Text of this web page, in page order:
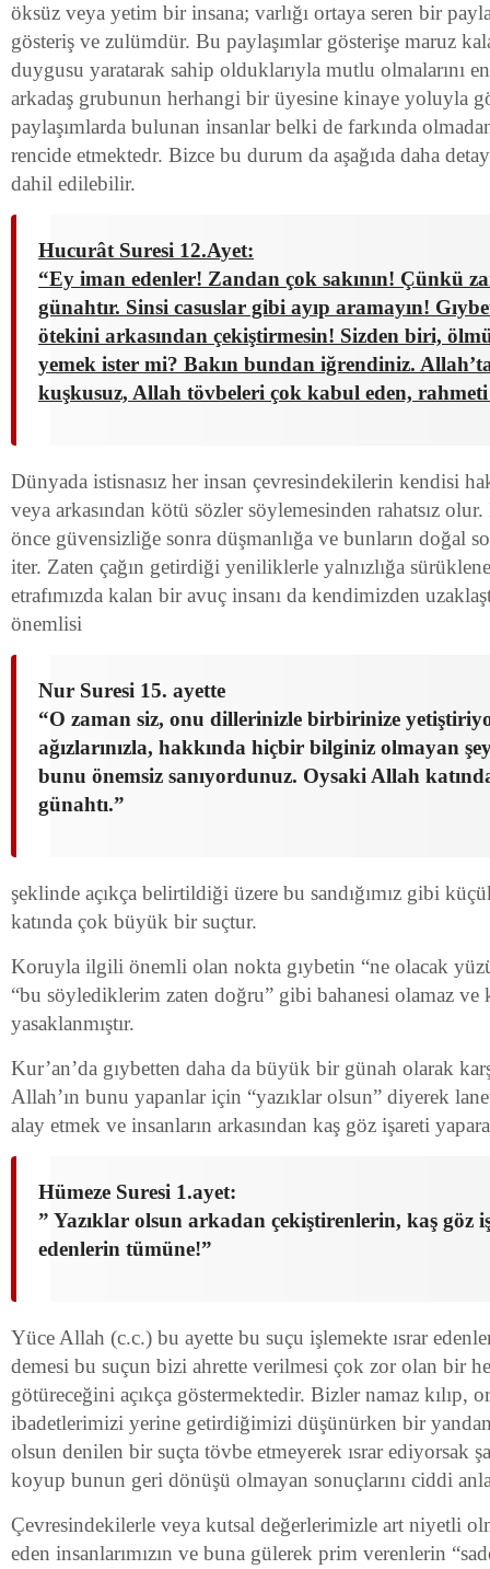
öksüz veya yetim bir insana; varlığı ortaya seren bir
gösteriş ve zulümdür. Bu paylaşımlar gösterişe maruz
duygusu yaratarak sahip olduklarıyla mutlu olmalarını
arkadaş grubunun herhangi bir üyesine kinaye yoluyla
paylaşımlarda bulunan insanlar belki de farkında
rencide etmektedr. Bizce bu durum da aşağıda daha
dahil edilebilir.
Hucurât Suresi 12.Ayet:
“Ey iman edenler! Zandan çok sakının! Çünkü
günahtır. Sinsi casuslar gibi ayıp aramayın!
ötekini arkasından çekiştirmesin! Sizden biri,
yemek ister mi? Bakın bundan iğrendiniz.
kuşkusuz, Allah tövbeleri çok kabul eden, rahmeti
Dünyada istisnasız her insan çevresindekilerin kendisi
veya arkasından kötü sözler söylemesinden rahatsız
önce güvensizliğe sonra düşmanlığa ve bunların doğal
iter. Zaten çağın getirdiği yeniliklerle yalnızlığa
etrafımızda kalan bir avuç insanı da kendimizden
önemlisi
Nur Suresi 15. ayette
“O zaman siz, onu dillerinizle birbirinize
ağızlarınızla, hakkında hiçbir bilginiz olmayan
bunu önemsiz sanıyordunuz. Oysaki Allah
günahtı.”
şeklinde açıkça belirtildiği üzere bu sandığımız gibi
katında çok büyük bir suçtur.
Koruyla ilgili önemli olan nokta gıybetin “ne olacak
“bu söylediklerim zaten doğru” gibi bahanesi olamaz
yasaklanmıştır.
Kur’an’da gıybetten daha da büyük bir günah olarak
Allah’ın bunu yapanlar için “yazıklar olsun” diyerek
alay etmek ve insanların arkasından kaş göz işareti
Hümeze Suresi 1.ayet:
” Yazıklar olsun arkadan çekiştirenlerin, kaş göz
edenlerin tümüne!”
Yüce Allah (c.c.) bu ayette bu suçu işlemekte ısrar
demesi bu suçun bizi ahrette verilmesi çok zor olan bir
götüreceğini açıkça göstermektedir. Bizler namaz kılıp,
ibadetlerimizi yerine getirdiğimizi düşünürken bir
olsun denilen bir suçta tövbe etmeyerek ısrar ediyorsak
koyup bunun geri dönüşü olmayan sonuçlarını ciddi
Çevresindekilerle veya kutsal değerlerimizle art niyetli
eden insanlarımızın ve buna gülerek prim verenlerin